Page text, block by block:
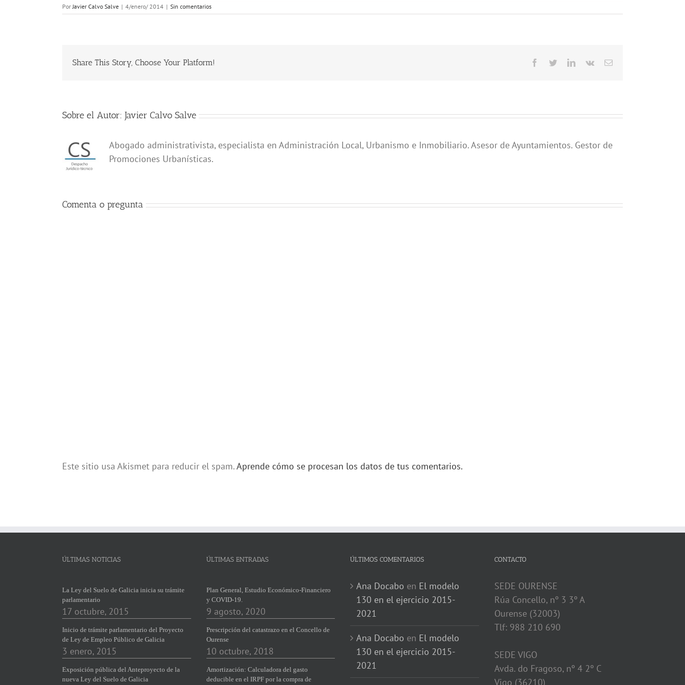
PorJavier Calvo Salve | 4/enero/ 2014 | Sin comentarios
Share This Story, Choose Your Platform! Facebook
TwitterLinkedIn
Vk
Correo
Sobre el Autor: Javier Calvo Salve
Abogado administrativista, especialista en Administración Local, Urbanismo e Inmobiliario. Asesor de Ayuntamientos. Gestor de
Promociones Urbanísticas.
Comenta o pregunta
Este sitio usa Akismet para reducir el spam.Aprende cómo se procesan los datos de tus comentarios.
ÚLTIMAS NOTICIAS
La Ley del Suelo de Galicia inicia su trámite
parlamentario
17 octubre, 2015
Inicio de trámite parlamentario del Proyecto
de Ley de Empleo Público de Galicia
3 enero, 2015
Exposición pública del Anteproyecto de la
nueva Ley del Suelo de Galicia
ÚLTIMAS ENTRADAS
Plan General, Estudio Económico-Financiero
y COVID-19.
9 agosto, 2020
Prescripción del catastrazo en el Concello de
Ourense
10 octubre, 2018
Amortización: Calculadora del gasto
deducible en el IRPF por la compra de
ÚLTIMOS COMENTARIOS
Ana Docabo en El modelo
130 en el ejercicio 2015-
2021
Ana Docabo en El modelo
130 en el ejercicio 2015-
2021
CONTACTO
SEDE OURENSE
Rúa Concello, nº 3 3º A
Ourense (32003)
Tlf: 988 210 690
SEDE VIGO
Avda. do Fragoso, nº 4 2º C
Vigo (36210)